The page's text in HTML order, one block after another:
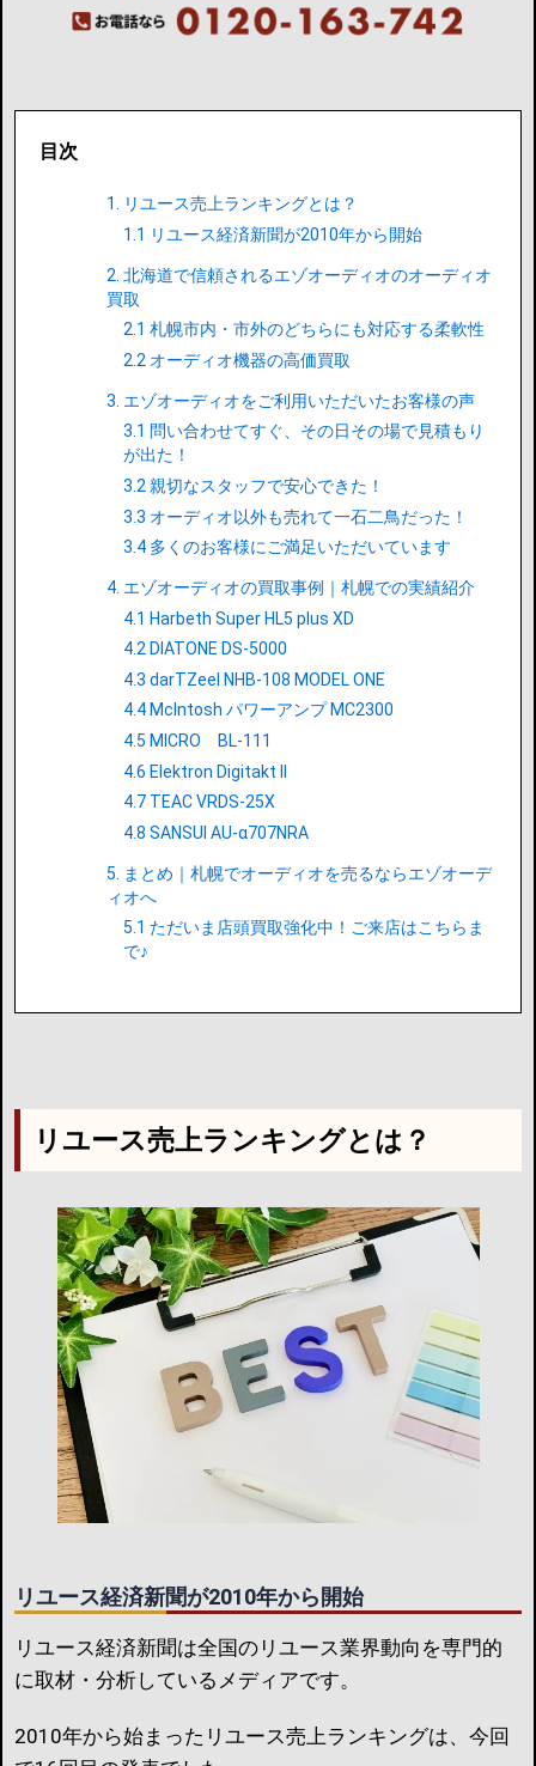
目次
1. リユース売上ランキングとは？
1.1 リユース経済新聞が2010年から開始
2. 北海道で信頼されるエゾオーディオのオーディオ
買取
2.1 札幌市内・市外のどちらにも対応する柔軟性
2.2 オーディオ機器の高価買取
3. エゾオーディオをご利用いただいたお客様の声
3.1 問い合わせてすぐ、その日その場で見積もり
が出た！
3.2 親切なスタッフで安心できた！
3.3 オーディオ以外も売れて一石二鳥だった！
3.4 多くのお客様にご満足いただいています
4. エゾオーディオの買取事例｜札幌での実績紹介
4.1 Harbeth Super HL5 plus XD
4.2 DIATONE DS-5000
4.3 darTZeel NHB-108 MODEL ONE
4.4 McIntosh パワーアンプ MC2300
4.5 MICRO BL-111
4.6 Elektron Digitakt II
4.7 TEAC VRDS-25X
4.8 SANSUI AU-α707NRA
5. まとめ｜札幌でオーディオを売るならエゾオーデ
ィオへ
5.1 ただいま店頭買取強化中！ご来店はこちらま
で♪
リユース売上ランキングとは？
リユース経済新聞が2010年から開始
リユース経済新聞は全国のリユース業界動向を専門的
に取材・分析しているメディアです。
2010年から始まったリユース売上ランキングは、今回